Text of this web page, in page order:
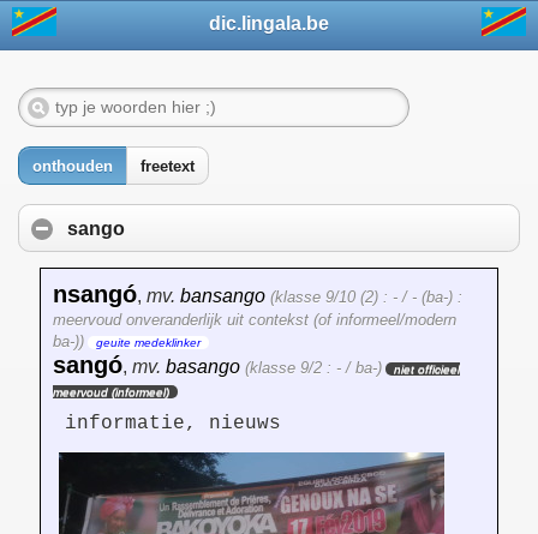
dic.lingala.be
onthouden freetext
sango
nsangó, mv. bansango (klasse 9/10 (2) : - / - (ba-) :
meervoud onveranderlijk uit contekst (of informeel/modern
ba-))
geuite medeklinker
sangó, mv. basango (klasse 9/2 : - / ba-)
niet officieel
meervoud (informeel)
informatie, nieuws